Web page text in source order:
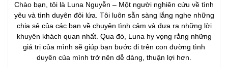
Chào bạn, tôi là Luna Nguyễn – Một người nghiên cứu về tình
yêu và tình duyên đôi lứa. Tôi luôn sẵn sàng lắng nghe những
chia sẻ của các bạn về chuyện tình cảm và đưa ra những lời
khuyên khách quan nhất. Qua đó, Luna hy vọng rằng những
giá trị của mình sẽ giúp bạn bước đi trên con đường tình
duyên của mình trở nên dễ dàng, thuận lợi hơn.